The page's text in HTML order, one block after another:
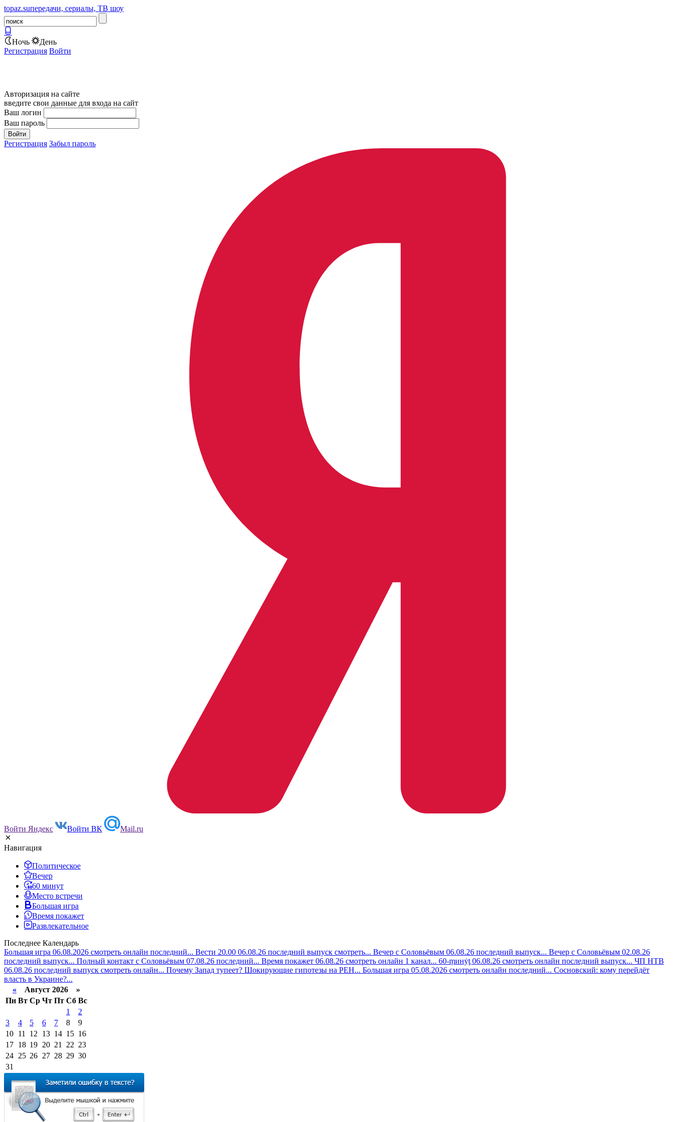
topaz.suпередачи, сериалы, ТВ шоу
Ночь
День
Регистрация Войти
Авторизация на сайте
введите свои данные для входа на сайт
Ваш логин
Ваш пароль
Регистрация Забыл пароль
Войти Яндекс Войти ВК Mail.ru
Навигация
Политическое
Вечер
60 минут
Место встречи
Большая игра
Время покажет
Развлекательное
Последнее Календарь
Большая игра 06.08.2026 смотреть онлайн последний... Вести 20.00 06.08.26 последний выпуск смотреть... Вечер с Соловьёвым 06.08.26 последний выпуск... Вечер с Соловьёвым 02.08.26
последний выпуск... Полный контакт с Соловьёвым 07.08.26 последний... Время покажет 06.08.26 смотреть онлайн 1 канал... 60-ṃинẏƫ 06.08.26 смотреть онлайн последний выпуск... ЧП НТВ
06.08.26 последний выпуск смотреть онлайн... Почему Запад тупеет? Шокирующие гипотезы на РЕН... Большая игра 05.08.2026 смотреть онлайн последний... Сосновский: кому перейдёт
власть в Украине?...
« Август 2026 »
Пн Вт Ср Чт Пт Сб Вс
1
2
3
4 5 6 7 8
9
10 11 12 13 14 15 16
17 18 19 20 21 22 23
24 25 26 27 28 29 30
31